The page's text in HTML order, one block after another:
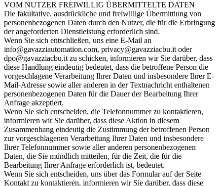
VOM NUTZER FREIWILLIG ÜBERMITTELTE DATEN
Die fakultative, ausdrückliche und freiwillige Übermittlung von
personenbezogenen Daten durch den Nutzer, die für die Erbringung
der angeforderten Dienstleistung erforderlich sind.
Wenn Sie sich entschließen, uns eine E-Mail an
info@gavazziautomation.com, privacy@gavazziacbu.it oder
dpo@gavazziacbu.it zu schicken, informieren wir Sie darüber, dass
diese Handlung eindeutig bedeutet, dass die betroffene Person die
vorgeschlagene Verarbeitung Ihrer Daten und insbesondere Ihrer E-
Mail-Adresse sowie aller anderen in der Textnachricht enthaltenen
personenbezogenen Daten für die Dauer der Bearbeitung Ihrer
Anfrage akzeptiert.
Wenn Sie sich entscheiden, die Telefonnummer zu kontaktieren,
informieren wir Sie darüber, dass diese Aktion in diesem
Zusammenhang eindeutig die Zustimmung der betroffenen Person
zur vorgeschlagenen Verarbeitung Ihrer Daten und insbesondere
Ihrer Telefonnummer sowie aller anderen personenbezogenen
Daten, die Sie mündlich mitteilen, für die Zeit, die für die
Bearbeitung Ihrer Anfrage erforderlich ist, bedeutet.
Wenn Sie sich entscheiden, uns über das Formular auf der Seite
Kontakt zu kontaktieren, informieren wir Sie darüber, dass diese